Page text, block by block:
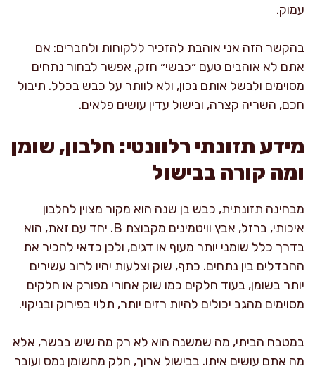
עמוק.
בהקשר הזה אני אוהבת להזכיר ללקוחות ולחברים: אם
אתם לא אוהבים טעם ״כבשי״ חזק, אפשר לבחור נתחים
מסוימים ולבשל אותם נכון, ולא לוותר על כבש בכלל. תיבול
חכם, השריה קצרה, ובישול עדין עושים פלאים.
מידע תזונתי רלוונטי: חלבון, שומן
ומה קורה בבישול
מבחינה תזונתית, כבש בן שנה הוא מקור מצוין לחלבון
איכותי, ברזל, אבץ וויטמינים מקבוצת B. יחד עם זאת, הוא
בדרך כלל שומני יותר מעוף או דגים, ולכן כדאי להכיר את
ההבדלים בין נתחים. כתף, שוק וצלעות יהיו לרוב עשירים
יותר בשומן, בעוד חלקים כמו שוק אחורי מפורק או חלקים
מסוימים מהגב יכולים להיות רזים יותר, תלוי בפירוק ובניקוי.
במטבח הביתי, מה שמשנה הוא לא רק מה שיש בבשר, אלא
מה אתם עושים איתו. בבישול ארוך, חלק מהשומן נמס ועובר